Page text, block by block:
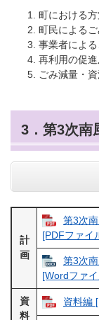
町における
町民による
事業者によ
再利用の促
ごみ減量・
3．第3次南
計
画
第3次
[PDFファイ
第3次
[Wordファ
資
料
資料編